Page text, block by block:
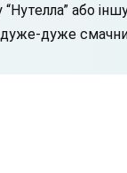
або
дуже-дуже